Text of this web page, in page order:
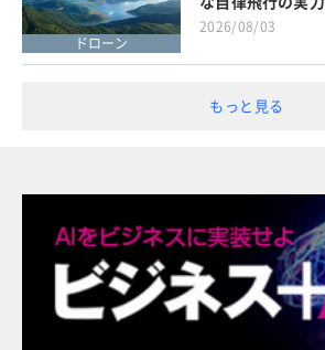
ドローン
2026/08/03
もっと見る